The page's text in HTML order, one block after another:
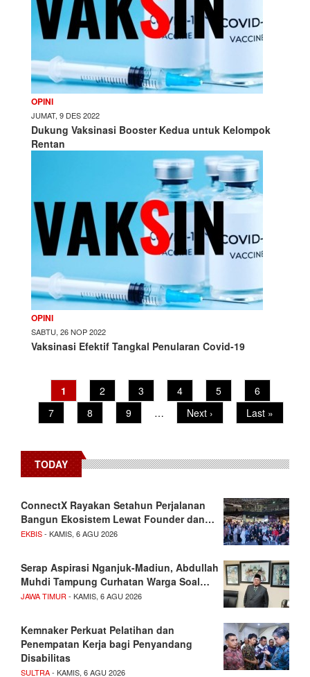
OPINI
JUMAT, 9 DES 2022
Dukung Vaksinasi Booster Kedua untuk Kelompok
Rentan
OPINI
SABTU, 26 NOP 2022
Vaksinasi Efektif Tangkal Penularan Covid-19
PaginationCurrent
page
1 Page
2 Page
3 Page
4 Page
5 Page
6
Page
7 Page
8 Page
9 …
Next
page
Next ›
Last
page
Last »
TODAY
ConnectX Rayakan Setahun Perjalanan
Bangun Ekosistem Lewat Founder dan…
EKBIS- KAMIS, 6 AGU 2026
Serap Aspirasi Nganjuk-Madiun, Abdullah
Muhdi Tampung Curhatan Warga Soal…
JAWA TIMUR - KAMIS, 6 AGU 2026
Kemnaker Perkuat Pelatihan dan
Penempatan Kerja bagi Penyandang
Disabilitas
SULTRA- KAMIS, 6 AGU 2026